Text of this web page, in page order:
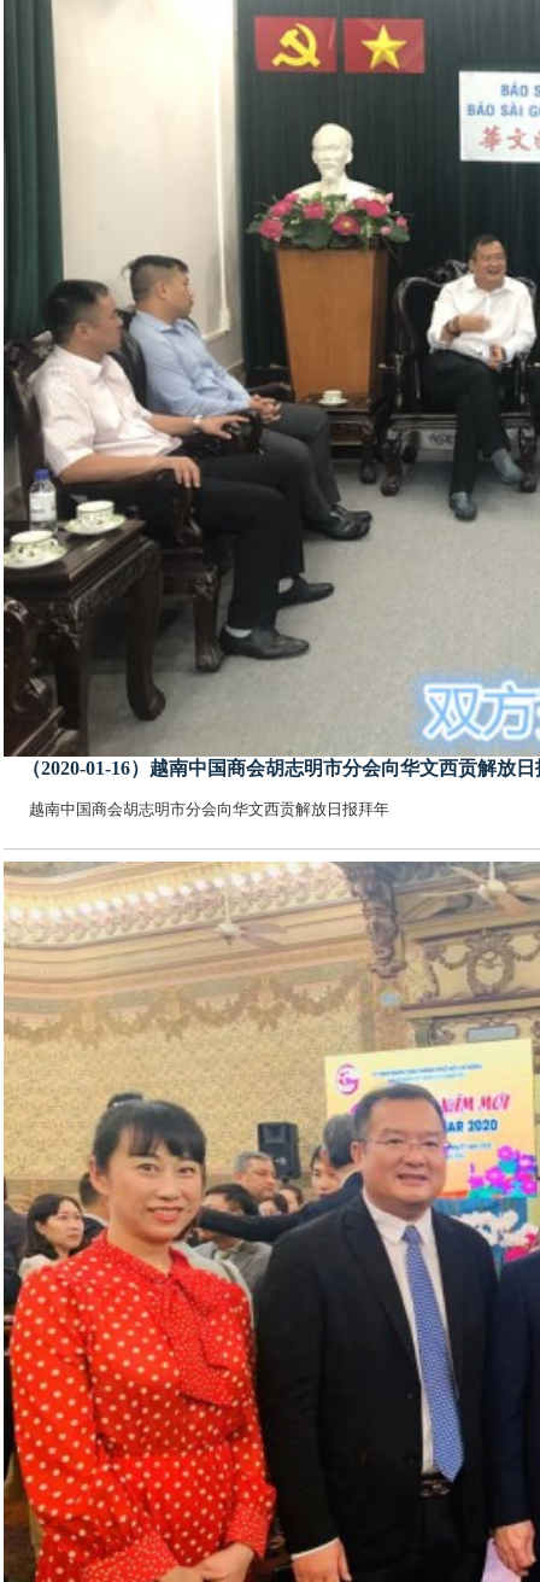
（2020-01-16）越南中国商会胡志明市分会向华文西贡解放
越南中国商会胡志明市分会向华文西贡解放日报拜年